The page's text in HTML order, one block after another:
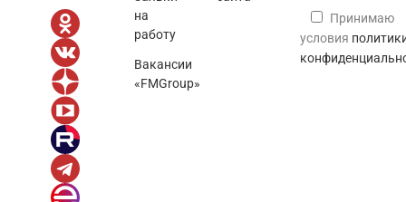
на
работу
Вакансии
«FMGroup»
Принимаю
условия